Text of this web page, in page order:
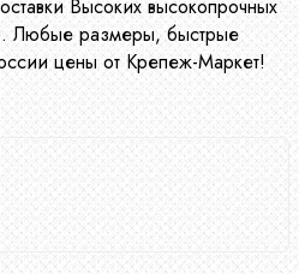
Высоких высокопрочных
Любые размеры, быстрые
цены от Крепеж-Маркет!